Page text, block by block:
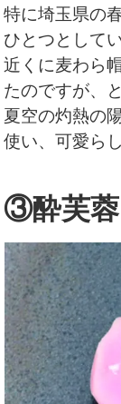
特に埼玉県の
ひとつとして
近くに麦わら
たのですが、
夏空の灼熱の
使い、可愛ら
③酔芙蓉